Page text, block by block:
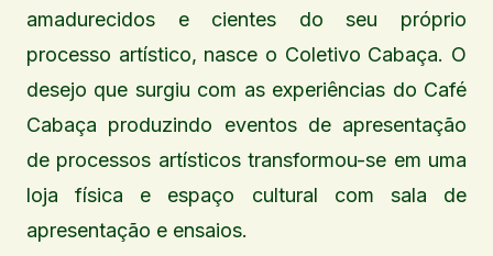
amadurecidos e cientes do seu próprio
processo artístico, nasce o Coletivo Cabaça. O
desejo que surgiu com as experiências do Café
Cabaça produzindo eventos de apresentação
de processos artísticos transformou-se em uma
loja física e espaço cultural com sala de
apresentação e ensaios.